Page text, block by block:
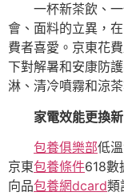
一杯新茶飲、
會、面料的立異，
費者喜愛。京東花
下對解暑和安康防
淋、清冷噴霧和涼
家電效能更換
包養俱樂部低
京東包養條件618數
向品包養網dcard類